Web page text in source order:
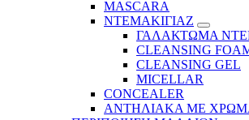
MASCARA
ΝΤΕΜΑΚΙΓΙΑΖ
ΓΑΛΑΚΤΩΜΑ
CLEANSING
CLEANSING GEL
MICELLAR
CONCEALER
ΑΝΤΗΛΙΑΚΑ ΜΕ